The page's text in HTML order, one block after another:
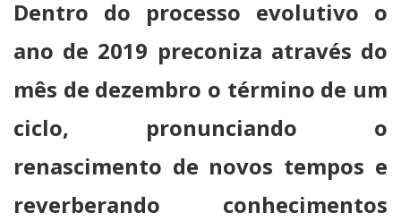
Dentro do processo evolutivo o
ano de 2019 preconiza através do
mês de dezembro o término de um
ciclo, pronunciando o
renascimento de novos tempos e
reverberando conhecimentos